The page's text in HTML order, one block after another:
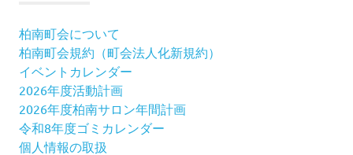
柏南町会について
柏南町会規約（町会法人化新規約）
イベントカレンダー
2026年度活動計画
2026年度柏南サロン年間計画
令和8年度ゴミカレンダー
個人情報の取扱